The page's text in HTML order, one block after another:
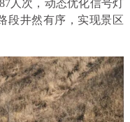
人次，动态优化信号灯
段井然有序，实现景区